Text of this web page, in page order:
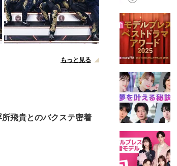
もっと見る
飛貴とのバクステ密着